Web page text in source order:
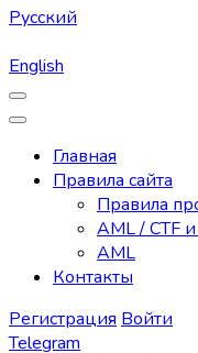
Русский
English
Главная
Правила сайта
Правила
AML / CTF и
AML
Контакты
Регистрация Войти
Telegram